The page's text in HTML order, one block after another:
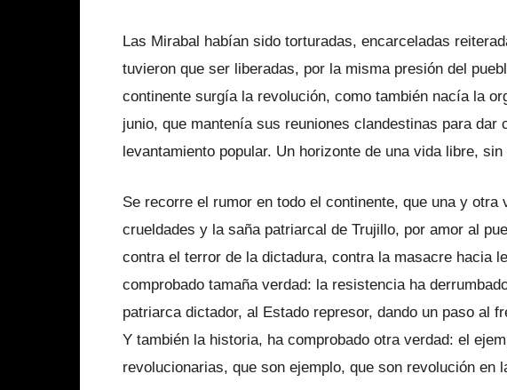
Las Mirabal habían sido torturadas, encarceladas
tuvieron que ser liberadas, por la misma presión del
continente surgía la revolución, como también nacía la
junio, que mantenía sus reuniones clandestinas para dar
levantamiento popular. Un horizonte de una vida libre,
Se recorre el rumor en todo el continente, que una y
crueldades y la saña patriarcal de Trujillo, por amor al
contra el terror de la dictadura, contra la masacre hacia
comprobado tamaña verdad: la resistencia ha
patriarca dictador, al Estado represor, dando un paso al
Y también la historia, ha comprobado otra verdad: el
revolucionarias, que son ejemplo, que son revolución en